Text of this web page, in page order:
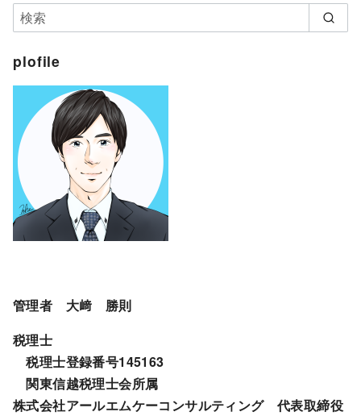
plofile
管理者 大﨑 勝則
税理士
税理士登録番号145163
関東信越税理士会所属
株式会社アールエムケーコンサルティング 代表取締役